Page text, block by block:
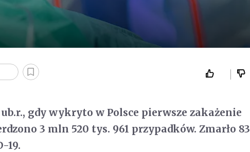
gdy wykryto w Polsce pierwsze zakażenie
3 mln 520 tys. 961 przypadków. Zmarło 83
19.